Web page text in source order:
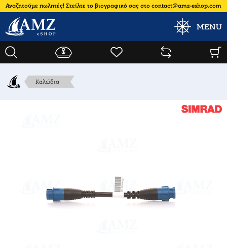
Αναζητούμε πωλητές! Στείλτε το βιογραφικό σας στο contact@amz-eshop.com
MENU
Καλώδια